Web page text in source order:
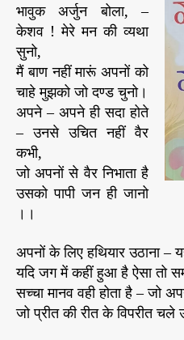
भावुक अर्जुन बोला, –
केशव ! मेरे मन की व्यथा
सुनो,
मैं बाण नहीं मारूं अपनों को
चाहे मुझको जो दण्ड चुनो।
अपने – अपने ही सदा होते
– उनसे उचित नहीं वैर
कभी,
जो अपनों से वैर निभाता है
उसको पापी जन ही जानो
।।
अपनों के लिए हथियार उठाना –
यदि जग में कहीं हुआ है ऐसा तो
सच्चा मानव वही होता है – जो
जो प्रीत की रीत के विपरीत